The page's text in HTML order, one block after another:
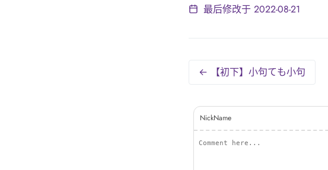
最后修改于 2022-08-21
← 【初下】小句ても小句
NickName